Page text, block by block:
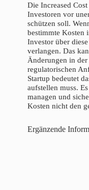
Die Increased
Investoren vor
schützen soll.
bestimmte Kosten
Investor über
verlangen. Das
Änderungen in der
regulatorischen
Startup bedeutet
aufstellen muss.
managen und
Kosten nicht den
Ergänzende